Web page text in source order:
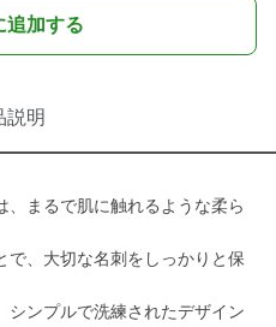
追加する
説明
、まるで肌に触れるような柔ら
で、大切な名刺をしっかりと保
シンプルで洗練されたデザイン